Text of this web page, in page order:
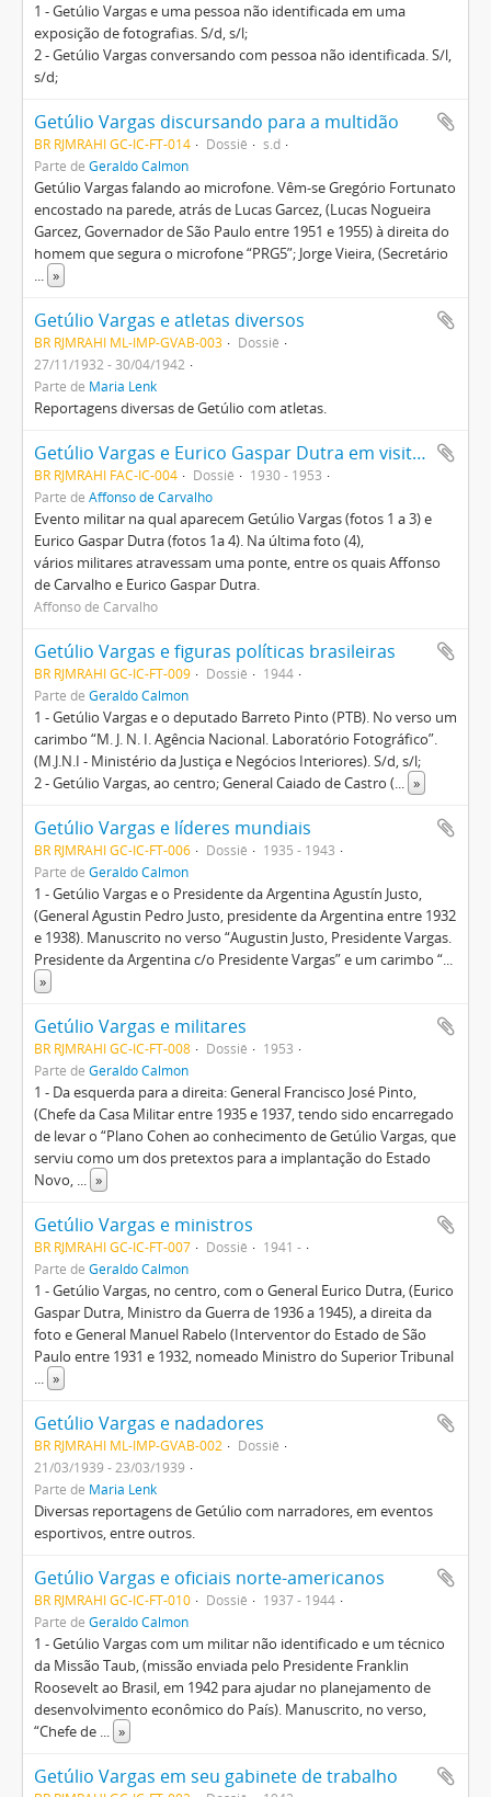
1 - Getúlio Vargas e uma pessoa não identificada em uma
exposição de fotografias. S/d, s/l;
2 - Getúlio Vargas conversando com pessoa não identificada. S/l,
s/d;
Getúlio Vargas discursando para a multidão
BR RJMRAHI GC-IC-FT-014 Dossiê
s.d
Parte de Geraldo Calmon
Getúlio Vargas falando ao microfone. Vêm-se Gregório Fortunato
encostado na parede, atrás de Lucas Garcez, (Lucas Nogueira
Garcez, Governador de São Paulo entre 1951 e 1955) à direita do
homem que segura o microfone “PRG5”; Jorge Vieira, (Secretário
... »
Getúlio Vargas e atletas diversos
BR RJMRAHI ML-IMP-GVAB-003
Dossiê
27/11/1932 - 30/04/1942
Parte de Maria Lenk
Reportagens diversas de Getúlio com atletas.
Getúlio Vargas e Eurico Gaspar Dutra em visita militar
BR RJMRAHI FAC-IC-004 Dossiê
1930 - 1953
Parte de Affonso de Carvalho
Evento militar na qual aparecem Getúlio Vargas (fotos 1 a 3) e
Eurico Gaspar Dutra (fotos 1a 4). Na última foto (4),
vários militares atravessam uma ponte, entre os quais Affonso
de Carvalho e Eurico Gaspar Dutra.
Affonso de Carvalho
Getúlio Vargas e figuras políticas brasileiras
BR RJMRAHI GC-IC-FT-009 Dossiê
1944
Parte de Geraldo Calmon
1 - Getúlio Vargas e o deputado Barreto Pinto (PTB). No verso um
carimbo “M. J. N. I. Agência Nacional. Laboratório Fotográfico”.
(M.J.N.I - Ministério da Justiça e Negócios Interiores). S/d, s/l;
2 - Getúlio Vargas, ao centro; General Caiado de Castro (... »
Getúlio Vargas e líderes mundiais
BR RJMRAHI GC-IC-FT-006 Dossiê
1935 - 1943
Parte de Geraldo Calmon
1 - Getúlio Vargas e o Presidente da Argentina Agustín Justo,
(General Agustin Pedro Justo, presidente da Argentina entre 1932
e 1938). Manuscrito no verso “Augustin Justo, Presidente Vargas.
Presidente da Argentina c/o Presidente Vargas” e um carimbo “...
»
Getúlio Vargas e militares
BR RJMRAHI GC-IC-FT-008 Dossiê
1953
Parte de Geraldo Calmon
1 - Da esquerda para a direita: General Francisco José Pinto,
(Chefe da Casa Militar entre 1935 e 1937, tendo sido encarregado
de levar o “Plano Cohen ao conhecimento de Getúlio Vargas, que
serviu como um dos pretextos para a implantação do Estado
Novo, ... »
Getúlio Vargas e ministros
BR RJMRAHI GC-IC-FT-007 Dossiê
1941 -
Parte de Geraldo Calmon
1 - Getúlio Vargas, no centro, com o General Eurico Dutra, (Eurico
Gaspar Dutra, Ministro da Guerra de 1936 a 1945), a direita da
foto e General Manuel Rabelo (Interventor do Estado de São
Paulo entre 1931 e 1932, nomeado Ministro do Superior Tribunal
... »
Getúlio Vargas e nadadores
BR RJMRAHI ML-IMP-GVAB-002
Dossiê
21/03/1939 - 23/03/1939
Parte de Maria Lenk
Diversas reportagens de Getúlio com narradores, em eventos
esportivos, entre outros.
Getúlio Vargas e oficiais norte-americanos
BR RJMRAHI GC-IC-FT-010 Dossiê
1937 - 1944
Parte de Geraldo Calmon
1 - Getúlio Vargas com um militar não identificado e um técnico
da Missão Taub, (missão enviada pelo Presidente Franklin
Roosevelt ao Brasil, em 1942 para ajudar no planejamento de
desenvolvimento econômico do País). Manuscrito, no verso,
“Chefe de ... »
Getúlio Vargas em seu gabinete de trabalho